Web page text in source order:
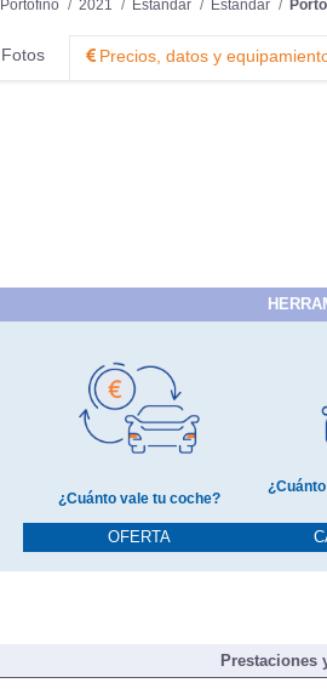
Portofino 2021 Estándar Estándar
Fotos Precios, datos y
¿Cuánto vale tu coche?
OFERTA
Prestaciones